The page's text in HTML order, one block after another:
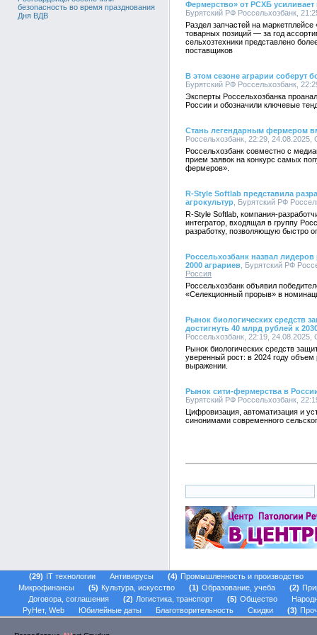
безопасность во время празднования
Дня ВДВ
Фермерство» от РСХБ
Бурятский РФ Россельхозбанк,
Раздел запчастей на
товарных позиций — за год
сельхозтехники представлено
поставщиков
В этом сезоне аграрии соберут
Бурятский РФ Россельхозбанк,
Эксперты Россельхозбанка
России и обозначили ключевые
Стань легендарным фермером
Россельхозбанк, 22:29, 24.08.2025,
Россельхозбанк совместно с
прием заявок на конкурс самых
фермеров».
R-Style Softlab представила
агрокультур , Бурятский РФ
R-Style Softlab, компания-
интегратор, входящая в группу
разработку, позволяющую быстро
Россельхозбанк назвал
2000 аграриев , Бурятский РФ
Россия
Россельхозбанк объявил
«Селекционный прорыв» в
Рынок биологических средств
достигнуть 40 млрд рублей к
Россельхозбанк, 22:19, 24.08.2025,
Рынок биологических средств
уверенный рост: в 2024 году
выражении.
Рынок сити-фермерства в
Бурятский РФ Россельхозбанк,
Цифровизация, автоматизация и
синонимами современного
29 IT технологии Антивирусы 4
Промышленность и производство
Микрофинансы
5 Культура, искусство 1 Образование, учеба 2
Договора, соглашения
2 Логистика, транспорт 5 Общество
РуНет, Web
Юбилейные даты Благотворительность Скидки 3